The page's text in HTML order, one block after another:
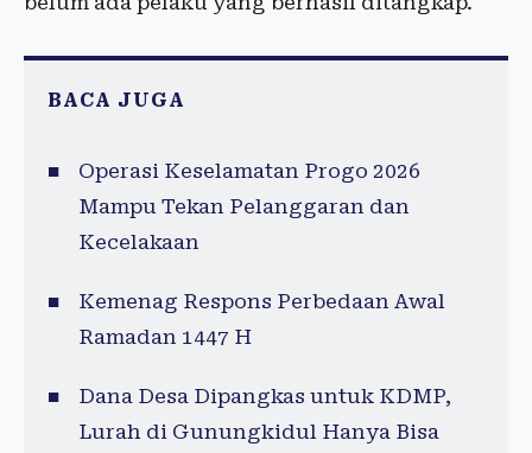
BACA JUGA
Operasi Keselamatan Progo 2026
Mampu Tekan Pelanggaran dan
Kecelakaan
Kemenag Respons Perbedaan Awal
Ramadan 1447 H
Dana Desa Dipangkas untuk KDMP,
Lurah di Gunungkidul Hanya Bisa